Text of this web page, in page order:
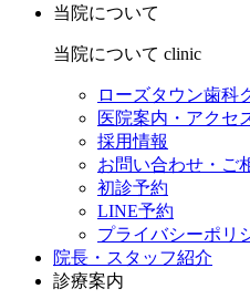
当院について
当院について clinic
ローズタウン歯科
医院案内・アクセ
採用情報
お問い合わせ・ご
初診予約
LINE予約
プライバシーポリ
院長・スタッフ紹介
診療案内